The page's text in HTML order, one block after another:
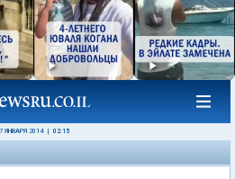
ЯНВАРЯ 2014 02:15